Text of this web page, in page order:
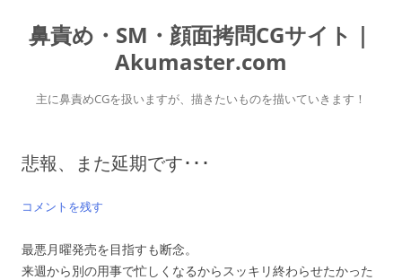
テ
ン
鼻責め・SM・顔面拷問CGサイト｜
Akumaster.com
主に鼻責めCGを扱いますが、描きたいものを描いていきます！
悲報、また延期です･･･
コメントを残す
最悪月曜発売を目指すも断念。
来週から別の用事で忙しくなるからスッキリ終わらせたかった